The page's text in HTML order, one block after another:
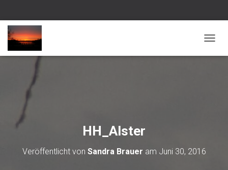
HH_Alster
Veröffentlicht von Sandra Brauer am Juni 30, 2016